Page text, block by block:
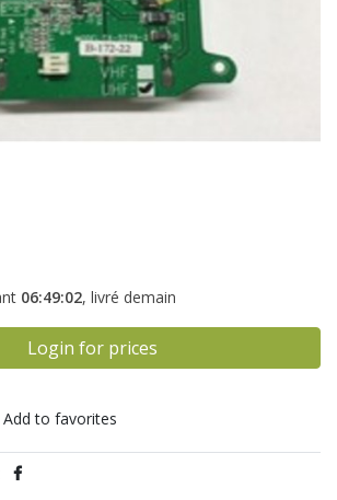
06:49:02, livré demain
Login for prices
Add to favorites